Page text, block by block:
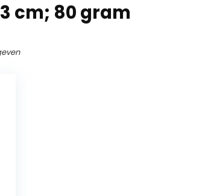
cm; 80 gram